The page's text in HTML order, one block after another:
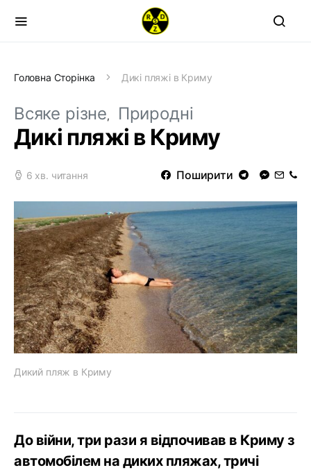
Головна Сторінка Дикі пляжі в Криму
Всяке різне Природні
Дикі пляжі в Криму
6 хв. читання Поширити
Дикий пляж в Криму
До війни, три рази я відпочивав в Криму з
автомобілем на диких пляжах, тричі